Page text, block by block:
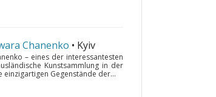
Chanenko • Kyiv
– eines der interessantesten
Kunstsammlung in der
einzigartigen Gegenstände der...